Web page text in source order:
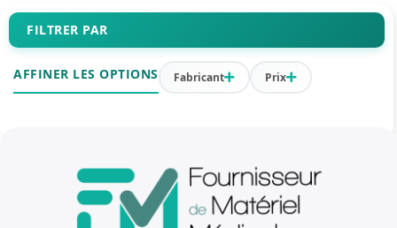
FILTRER PAR
AFFINER LES OPTIONS Fabricant Prix